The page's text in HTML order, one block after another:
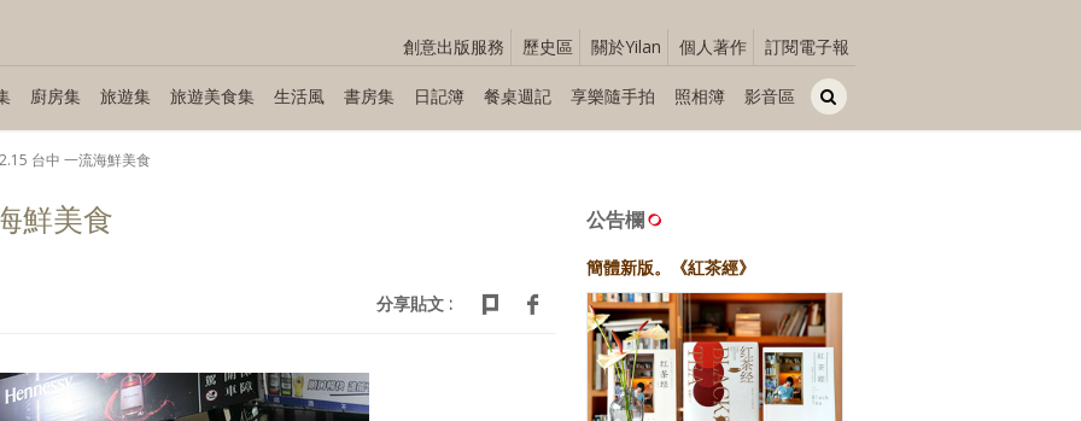
創意出版服務 歷史區 關於Yilan 個人著作 訂閱電子報
廚房集 旅遊集 旅遊美食集 生活風 書房集 日記簿 餐桌週記 享樂隨手拍 照相簿 影音區
台中 一流海鮮美食
鮮美食
分享貼文 :
公告欄
簡體新版。《紅茶經》